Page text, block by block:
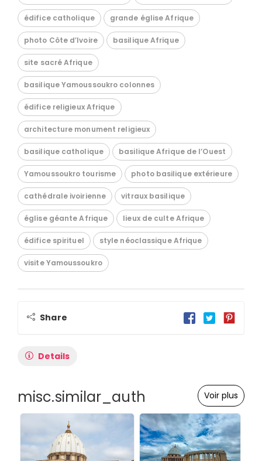
édifice catholique grande église Afrique
photo Côte d’Ivoire basilique Afrique
site sacré Afrique
basilique Yamoussoukro colonnes
édifice religieux Afrique
architecture monument religieux
basilique catholique basilique Afrique de l’Ouest
Yamoussoukro tourisme photo basilique extérieure
cathédrale ivoirienne vitraux basilique
église géante Afrique lieux de culte Afrique
édifice spirituel style néoclassique Afrique
visite Yamoussoukro
Share
Details
misc.similar_auth Voir plus